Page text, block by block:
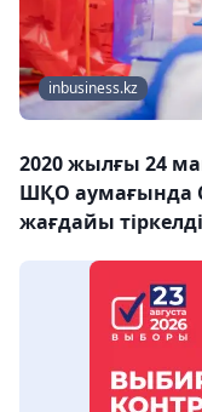
inbusiness.kz
2020 жылғы 24
ШҚО аумағында
жағдайы